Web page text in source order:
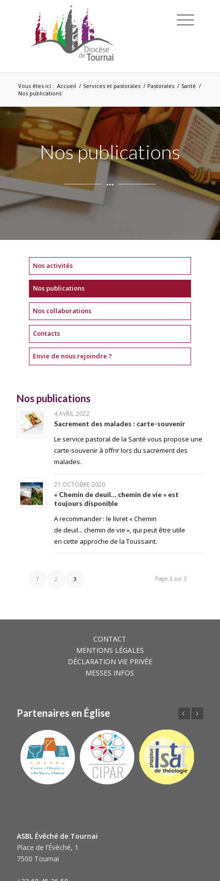
Vous êtes ici : Accueil / Services et pastorales / Pastorales / Santé /
Nos publications
Nos publications
Nos activités
Nos publications
Nos collaborations
Contacts
Envie de nous rejoindre ?
Nos publications
4 AVRIL 2022
Sacrement des malades : carte-souvenir
Le service pastoral de la Santé vous propose une
carte-souvenir à offrir lors du sacrement des
malades.
21 OCTOBRE 2020
« Chemin de deuil… chemin de vie » est
toujours disponible
A recommander : le livret « Chemin
de deuil... chemin de vie », qui peut être utile
en cette approche de la Toussaint.
Page 3 sur 3
1 2 3
CONTACT
MENTIONS LÉGALES
DÉCLARATION VIE PRIVÉE
MESSES INFOS
Partenaires en Église
ASBL Évêché de Tournai
Place de l’Évêché, 1
7500 Tournai